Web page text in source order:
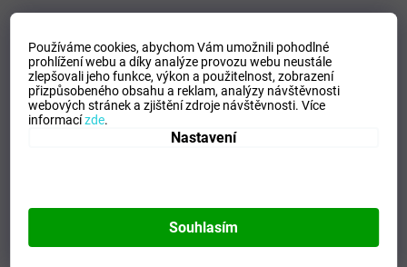
Používáme cookies, abychom Vám umožnili pohodlné
prohlížení webu a díky analýze provozu webu neustále
zlepšovali jeho funkce, výkon a použitelnost,zobrazení
přizpůsobeného obsahu a reklam, analýzy návštěvnosti
webových stránek a zjištění zdroje návštěvnosti.Více
informacízde.
Nastavení
Souhlasím